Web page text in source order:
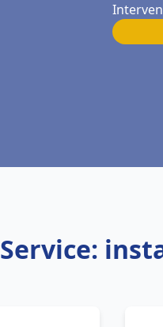
Service: